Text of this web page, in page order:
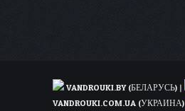
VANDROUKI.BY (БЕЛАРУСЬ) |
VANDROUKI.COM.UA (УКРАИНА)